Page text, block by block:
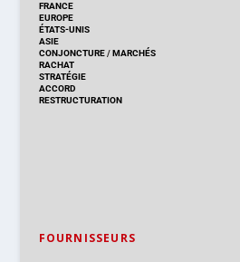
FRANCE
EUROPE
ÉTATS-UNIS
ASIE
CONJONCTURE/MARCHÉS
RACHAT
STRATÉGIE
ACCORD
RESTRUCTURATION
FOURNISSEURS